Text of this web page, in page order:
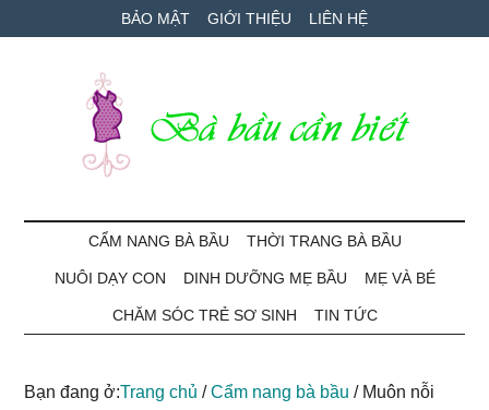
to
to
qua
BẢO MẬT GIỚI THIỆU LIÊN HỆ
Bà
Bầu
Cần
Biết
bé
CẨM NANG BÀ BẦU THỜI TRANG BÀ BẦU
NUÔI DẠY CON DINH DƯỠNG MẸ BẦU MẸ VÀ BÉ
CHĂM SÓC TRẺ SƠ SINH TIN TỨC
Bạn đang ở:Trang chủ / Cẩm nang bà bầu /Muôn nỗi